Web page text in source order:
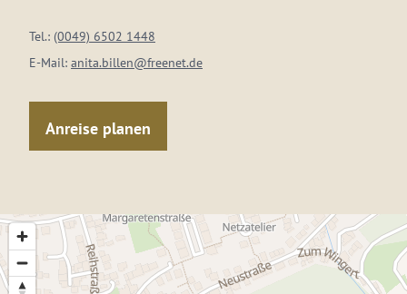
Tel.: (0049) 6502 1448
E-Mail: anita.billen@freenet.de
Anreise planen